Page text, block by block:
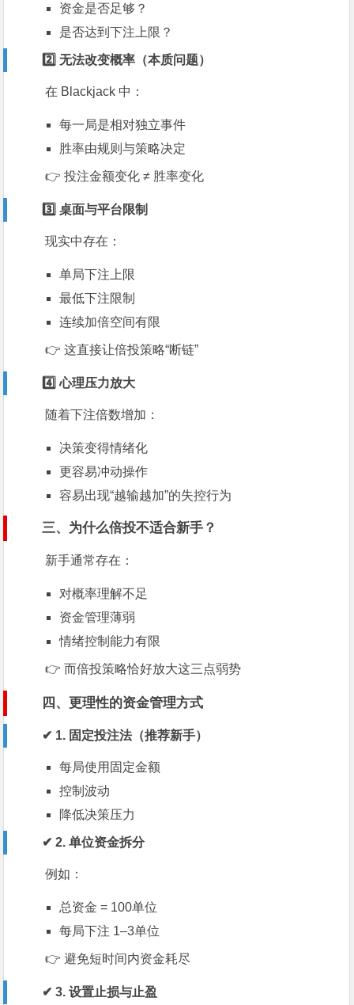
资金是否足够？
是否达到下注上限？
2️⃣ 无法改变概率（本质问题）
在 Blackjack 中：
每一局是相对独立事件
胜率由规则与策略决定
👉 投注金额变化 ≠ 胜率变化
3️⃣ 桌面与平台限制
现实中存在：
单局下注上限
最低下注限制
连续加倍空间有限
👉 这直接让倍投策略“断链”
4️⃣ 心理压力放大
随着下注倍数增加：
决策变得情绪化
更容易冲动操作
容易出现“越输越加”的失控行为
三、为什么倍投不适合新手？
新手通常存在：
对概率理解不足
资金管理薄弱
情绪控制能力有限
👉 而倍投策略恰好放大这三点弱势
四、更理性的资金管理方式
✔ 1. 固定投注法（推荐新手）
每局使用固定金额
控制波动
降低决策压力
✔ 2. 单位资金拆分
例如：
总资金 = 100单位
每局下注 1–3单位
👉 避免短时间内资金耗尽
✔ 3. 设置止损与止盈